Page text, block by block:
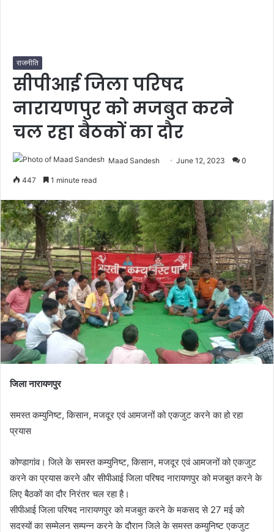
राजनीति
सीपीआई जिला परिषद
नारायणपुर को मजबुत करने
चल रहा बैठकों का दौर
Maad Sandesh June 12, 2023 0
447 1 minute read
जिला नारायणपुर
समस्त कम्युनिष्ट, किसान, मजदूर एवं आमजनों को एकजुट करने का हो रहा
प्रयास
कोण्डागांव। जिले के समस्त कम्युनिष्ट, किसान, मजदूर एवं आमजनों को एकजुट
करने का प्रयास करने और सीपीआई जिला परिषद नारायणपुर को मजबुत करने के
लिए बैठकों का दौर निरंतर चल रहा है।
सीपीआई जिला परिषद नारायणपुर को मजबुत करने के मकसद से 27 मई को
सदस्यों का सम्मेलन सम्पन्न करने के दौरान जिले के समस्त कम्युनिष्ट एकजुट